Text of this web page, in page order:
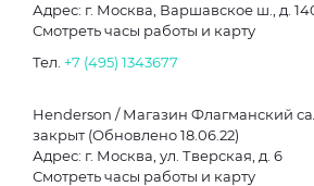
Адрес: г. Москва, Варшавское ш., д.
Смотреть часы работы и карту
Тел. +7 (495) 1343677
Henderson / Магазин Флагманский
закрыт (Обновлено 18.06.22)
Адрес: г. Москва, ул. Тверская, д. 6
Смотреть часы работы и карту